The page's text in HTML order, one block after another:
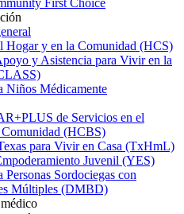
Hogar y en la Comunidad (HCS)
y Asistencia para Vivir en la
Niños Médicamente
de Servicios en el
(HCBS)
para Vivir en Casa (TxHmL)
Juvenil (YES)
Personas Sordociegas con
Múltiples (DMBD)